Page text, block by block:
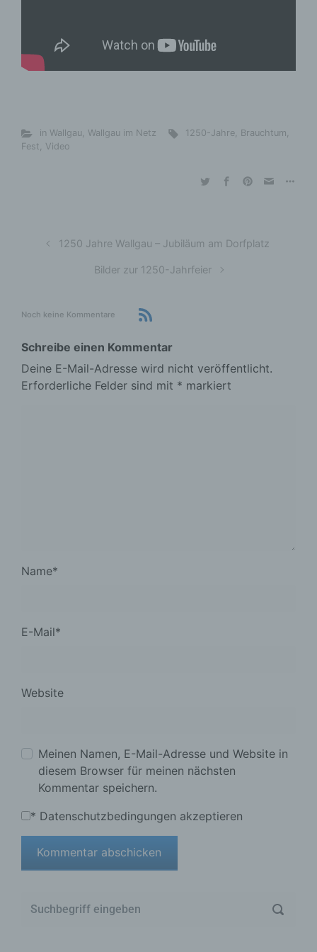
in Wallgau, Wallgau im Netz 1250-Jahre, Brauchtum,
Fest, Video
1250 Jahre Wallgau – Jubiläum am Dorfplatz
Bilder zur 1250-Jahrfeier
Noch keine Kommentare
Schreibe einen Kommentar
Deine E-Mail-Adresse wird nicht veröffentlicht.
Erforderliche Felder sind mit * markiert
Name*
E-Mail*
Website
Meinen Namen, E-Mail-Adresse und Website in
diesem Browser für meinen nächsten
Kommentar speichern.
* Datenschutzbedingungen akzeptieren